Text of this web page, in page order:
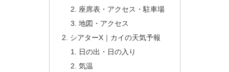
座席表・アクセス・駐車場
地図・アクセス
シアターX｜カイの天気予報
日の出・日の入り
気温